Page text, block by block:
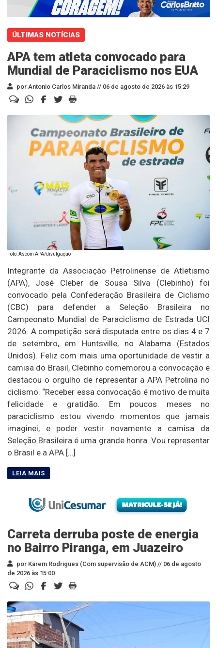
ÚLTIMAS NOTÍCIAS
APA tem atleta convocado para
Mundial de Paraciclismo nos EUA
por Antonio Carlos Miranda // 06 de agosto de 2026 às 15:29
Foto: Ascom APA/divulgação
Integrante da Associação Petrolinense de Atletismo
(APA), José Cleber de Sousa Silva (Clebinho) foi
convocado pela Confederação Brasileira de Ciclismo
(CBC) para defender a Seleção Brasileira no
Campeonato Mundial de Paraciclismo de Estrada UCI
2026. A competição será disputada entre os dias 4 e 7
de setembro, em Huntsville, no Alabama (Estados
Unidos). Feliz com mais uma oportunidade de vestir a
camisa do Brasil, Clebinho comemorou a convocação e
destacou o orgulho de representar a APA Petrolina no
ciclismo. “Receber essa convocação é motivo de muita
felicidade e gratidão. Em poucos meses no
paraciclismo estou vivendo momentos que jamais
imaginei, e poder vestir novamente a camisa da
Seleção Brasileira é uma grande honra. Vou representar
o Brasil e a APA […]
Carreta derruba poste de energia
no Bairro Piranga, em Juazeiro
por Karem Rodrigues (Com supervisão de ACM) // 06 de agosto
de 2026 às 15:00